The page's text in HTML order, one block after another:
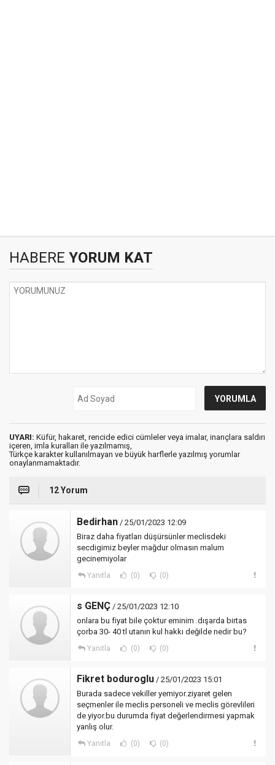
HABERE YORUM KAT
UYARI: Küfür, hakaret, rencide edici cümleler veya imalar, inançlara saldırı
içeren, imla kuralları ile yazılmamış,
Türkçe karakter kullanılmayan ve büyük harflerle yazılmış yorumlar
onaylanmamaktadır.
12 Yorum
Bedirhan / 25/01/2023 12:09
Biraz daha fiyatları düşürsünler meclisdeki
secdigimiz beyler mağdur olmasın malum
gecinemiyolar
Yanıtla (0) (0)
s GENÇ / 25/01/2023 12:10
onlara bu fiyat bile çoktur eminim .dışarda birtas
çorba 30- 40 tl utanın kul hakkı değilde nedir bu?
Yanıtla (0) (0)
Fikret boduroglu / 25/01/2023 15:01
Burada sadece vekiller yemiyor.ziyaret gelen
seçmenler ile meclis personeli ve meclis görevlileri
de yiyor.bu durumda fiyat değerlendirmesi yapmak
yanlış olur.
Yanıtla (0) (0)